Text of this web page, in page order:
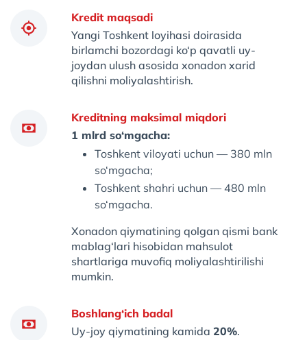
Kredit maqsadi
Yangi Toshkent loyihasi doirasida
birlamchi bozordagi ko‘p qavatli uy-
joydan ulush asosida xonadon xarid
qilishni moliyalashtirish.
Kreditning maksimal miqdori
1 mlrd so‘mgacha:
Toshkent viloyati uchun — 380 mln
so‘mgacha;
Toshkent shahri uchun — 480 mln
so‘mgacha.
Xonadon qiymatining qolgan qismi bank
mablag‘lari hisobidan mahsulot
shartlariga muvofiq moliyalashtirilishi
mumkin.
Boshlang‘ich badal
Uy-joy qiymatining kamida 20%.